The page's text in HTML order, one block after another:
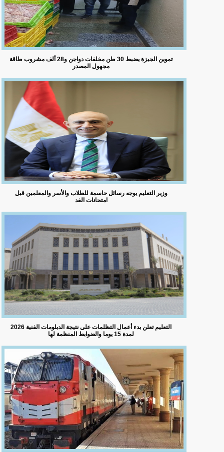
تموين الجيزة يضبط 30 طن مخلفات دواجن و28 ألف مشروب طاقة
مجهول المصدر
وزير التعليم يوجه رسائل حاسمة للطلاب والأسر والمعلمين قبل
امتحانات الغد
التعليم تعلن بدء أعمال التظلمات على نتيجة الدبلومات الفنية 2026
لمدة 15 يوما والضوابط المنظمة لها